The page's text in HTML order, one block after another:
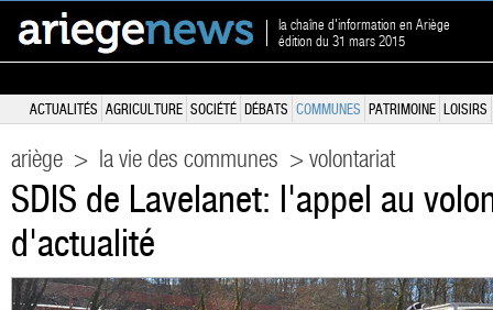
la chaîne d'information en Ariège
édition du 31 mars 2015
ACTUALITÉS AGRICULTURE SOCIÉTÉ DÉBATS COMMUNES PATRIMOINE LOISIRS
ariège > la vie des communes > volontariat
SDIS de Lavelanet: l'appel au
d'actualité